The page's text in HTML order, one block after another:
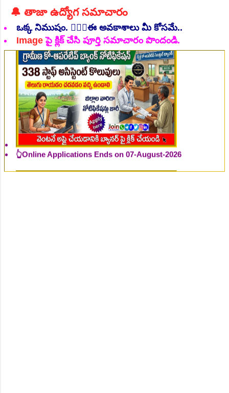
🔔 తాజా ఉద్యోగ సమాచారం
ఒక్క నిముషం. 💁🏻‍♂️ఈ అవకాశాలు మీ కోసమే..
Imageపై క్లిక్ చేసి పూర్తి సమాచారం పొందండి.
👆Online Applications Ends on 07-August-2026